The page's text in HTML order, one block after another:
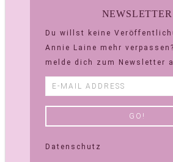
NEWSLETTER
Du willst keine
Annie Laine mehr
melde dich zum Newsletter
Datenschutz